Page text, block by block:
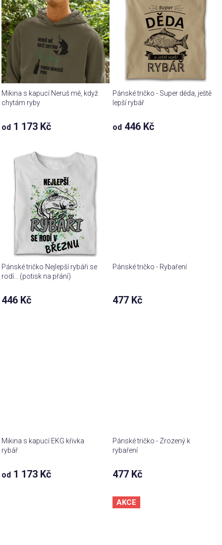
Mikina s kapucí Neruš mě, když
chytám ryby
od 1 173 Kč
Pánské tričko - Super děda, ještě
lepší rybář
od 446 Kč
Pánské tričko Nejlepší rybáři se
rodí... (potisk na přání)
446 Kč
Pánské tričko - Rybaření
477 Kč
Mikina s kapucí EKG křivka
rybář
od 1 173 Kč
Pánské tričko - Zrozený k
rybaření
477 Kč
AKCE